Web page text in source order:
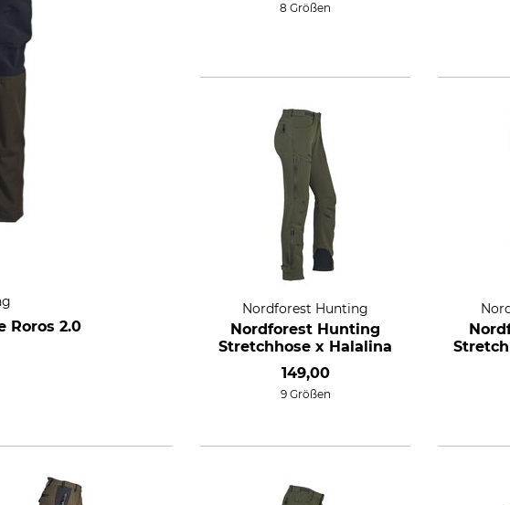
Roros 2.0
8 Größen
Nordforest Hunting
Nordforest Hunting
Stretchhose x Halalina
149,00
9 Größen